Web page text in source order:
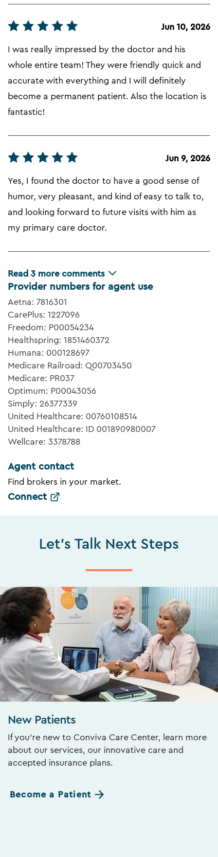
Jun 10, 2026
I was really impressed by the doctor and his
whole entire team! They were friendly quick and
accurate with everything and I will definitely
become a permanent patient. Also the location is
fantastic!
Jun 9, 2026
Yes, I found the doctor to have a good sense of
humor, very pleasant, and kind of easy to talk to,
and looking forward to future visits with him as
my primary care doctor.
Read 3 more comments
Provider numbers for agent use
Aetna: 7816301
CarePlus: 1227096
Freedom: P00054234
Healthspring: 1851460372
Humana: 000128697
Medicare Railroad: Q00703450
Medicare: PR037
Optimum: P00043056
Simply: 26377339
United Healthcare: 00760108514
United Healthcare: ID 001890980007
Wellcare: 3378788
Agent contact
Find brokers in your market.
Connect
Let's Talk Next Steps
New Patients
If you’re new to Conviva Care Center, learn more
about our services, our innovative care and
accepted insurance plans.
Become a Patient